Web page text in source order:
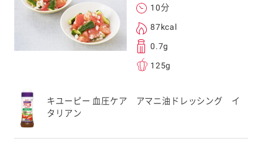
します。
レスは、本サービ
。当社はこの情報
ことはございませ
10分
87kcal
0.7g
125g
キユーピー 血圧ケア アマニ油ドレッシング イ
タリアン